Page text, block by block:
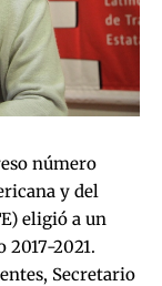
número
y del
eligió a un
2021.
Secretario